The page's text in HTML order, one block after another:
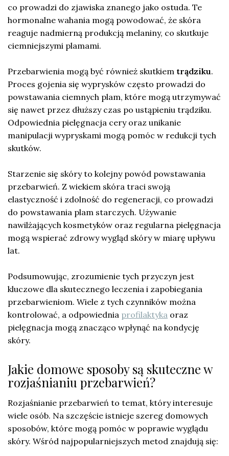
co prowadzi do zjawiska znanego jako ostuda. Te
hormonalne wahania mogą powodować, że skóra
reaguje nadmierną produkcją melaniny, co skutkuje
ciemniejszymi plamami.
Przebarwienia mogą być również skutkiem trądziku.
Proces gojenia się wyprysków często prowadzi do
powstawania ciemnych plam, które mogą utrzymywać
się nawet przez dłuższy czas po ustąpieniu trądziku.
Odpowiednia pielęgnacja cery oraz unikanie
manipulacji wypryskami mogą pomóc w redukcji tych
skutków.
Starzenie się skóry to kolejny powód powstawania
przebarwień. Z wiekiem skóra traci swoją
elastyczność i zdolność do regeneracji, co prowadzi
do powstawania plam starczych. Używanie
nawilżających kosmetyków oraz regularna pielęgnacja
mogą wspierać zdrowy wygląd skóry w miarę upływu
lat.
Podsumowując, zrozumienie tych przyczyn jest
kluczowe dla skutecznego leczenia i zapobiegania
przebarwieniom. Wiele z tych czynników można
kontrolować, a odpowiednia profilaktyka oraz
pielęgnacja mogą znacząco wpłynąć na kondycję
skóry.
Jakie domowe sposoby są skuteczne w
rozjaśnianiu przebarwień?
Rozjaśnianie przebarwień to temat, który interesuje
wiele osób. Na szczęście istnieje szereg domowych
sposobów, które mogą pomóc w poprawie wyglądu
skóry. Wśród najpopularniejszych metod znajdują się: